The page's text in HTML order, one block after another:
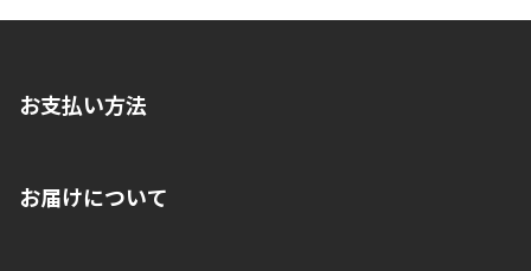
お支払い方法
いいただくことはできません。ご了承ください。
お届けについて